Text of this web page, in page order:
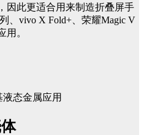
因此更适合用来制造折叠屏手
、vivo X Fold+、荣耀Magic V
用。
液态金属应用